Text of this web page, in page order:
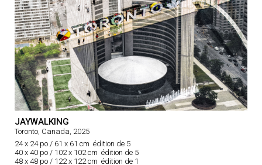
JAYWALKING
Toronto, Canada, 2025
24 x 24 po / 61 x 61 cm édition de 5
40 x 40 po / 102 x 102 cm édition de 5
48 x 48 po / 122 x 122 cm édition de 1